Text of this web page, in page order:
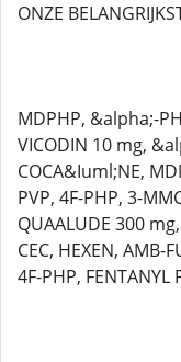
ONZE
MDPHP, &alpha;-
VICODIN 10 mg,
COCA&Iuml;NE,
PVP, 4F-PHP, 3-
QUAALUDE 300
CEC, HEXEN, AMB-
4F-PHP, FENTANYL